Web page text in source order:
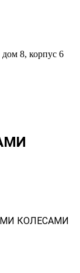
дом 8, корпус 6
КОЛЕСАМИ